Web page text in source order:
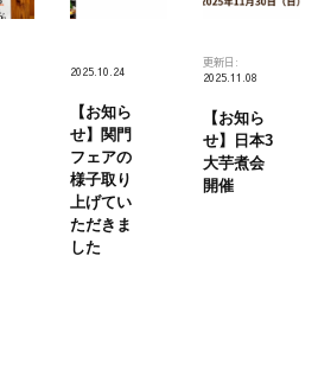
2025.10.24
【お知ら
せ】関門
フェアの
様子取り
上げてい
ただきま
した
更新日:
2025.11.08
【お知ら
せ】日本3
大芋煮会
開催